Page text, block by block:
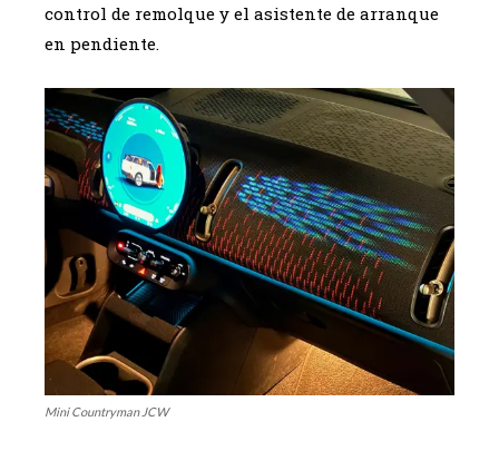
control de remolque y el asistente de arranque
en pendiente.
Mini Countryman JCW